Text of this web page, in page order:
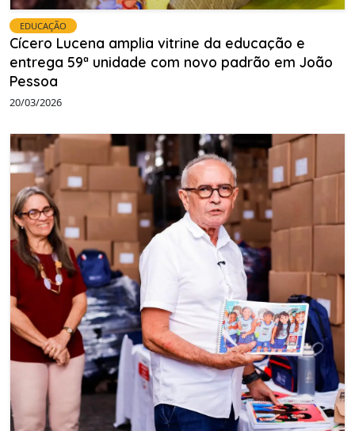
EDUCAÇÃO
Cícero Lucena amplia vitrine da educação e
entrega 59ª unidade com novo padrão em João
Pessoa
20/03/2026